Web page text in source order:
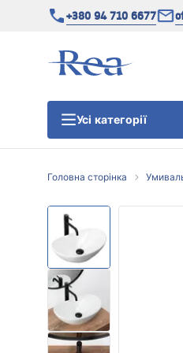
+380 94 710 6677
Усі категорії
Душові двері
Душові лінійні
Головна сторінка